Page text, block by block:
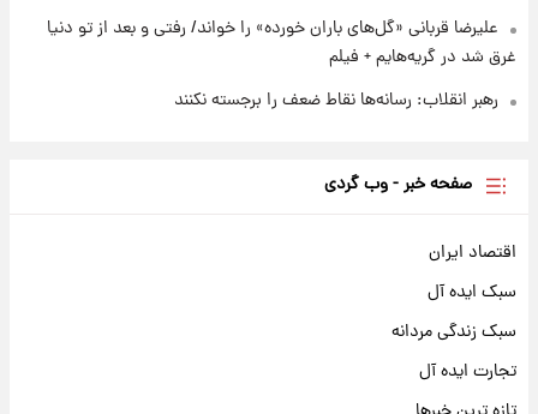
علیرضا قربانی «گل‌های باران خورده» را خواند/ رفتی و بعد از تو دنیا
غرق شد در گریه‌هایم + فیلم
رهبر انقلاب: رسانه‌ها نقاط ضعف را برجسته نکنند
صفحه خبر - وب گردی
اقتصاد ایران
سبک ایده آل
سبک زندگی مردانه
تجارت ایده آل